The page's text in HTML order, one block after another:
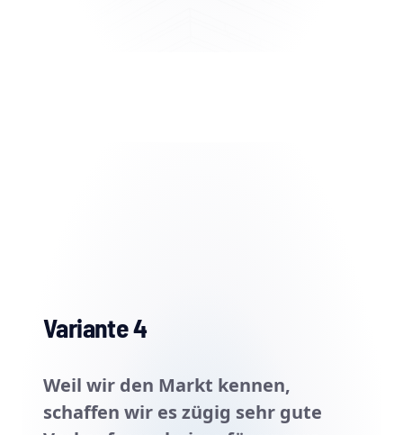
Variante 4
Weil wir den Markt kennen,
schaffen wir es zügig sehr gute